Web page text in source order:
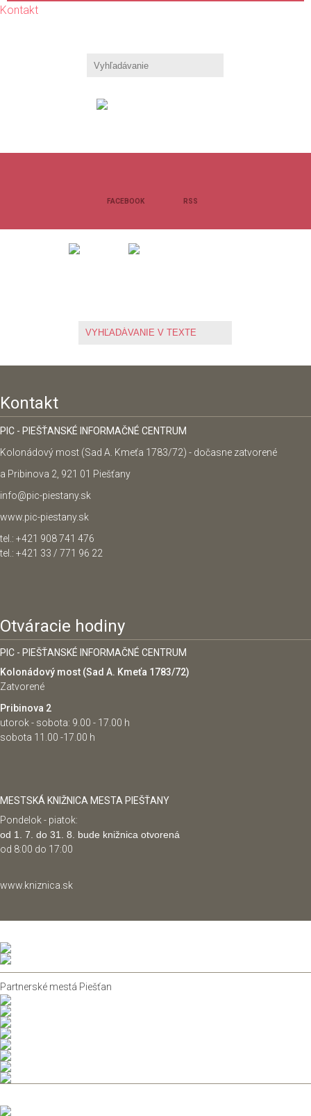
Kontakt
FACEBOOK RSS
Kontakt
PIC - PIEŠŤANSKÉ INFORMAČNÉ CENTRUM
Kolonádový most (Sad A. Kmeťa 1783/72) - dočasne zatvorené
a Pribinova 2, 921 01 Piešťany
info@pic-piestany.sk
www.pic-piestany.sk
tel.: +421 908 741 476
tel.: +421 33 / 771 96 22
Otváracie hodiny
PIC - PIEŠŤANSKÉ INFORMAČNÉ CENTRUM
Kolonádový most (Sad A. Kmeťa 1783/72)
Zatvorené
Pribinova 2
utorok - sobota: 9.00 - 17.00 h
sobota 11.00 -17.00 h
MESTSKÁ KNIŽNICA MESTA PIEŠŤANY
Pondelok - piatok:
od 1. 7. do 31. 8. bude knižnica otvorená
od 8:00 do 17:00
www.kniznica.sk
Partnerské mestá Piešťan